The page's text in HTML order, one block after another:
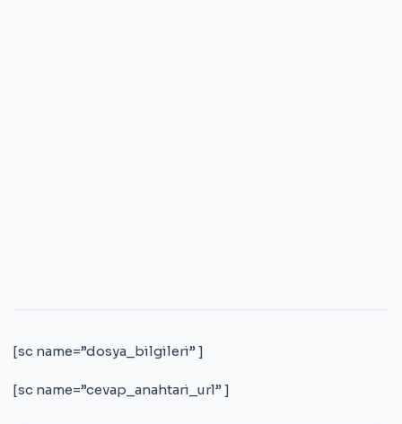
[sc name=”dosya_bilgileri” ]
[sc name=”cevap_anahtari_url” ]